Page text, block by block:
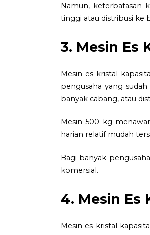
Namun, keterbatasan
tinggi atau distribusi ke
3. Mesin Es
Mesin es kristal
pengusaha yang
banyak cabang, atau
Mesin 500 kg
harian relatif mudah
Bagi banyak
komersial.
4. Mesin Es
Mesin es kristal